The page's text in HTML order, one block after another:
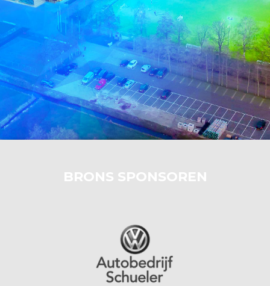
BRONS SPONSOREN